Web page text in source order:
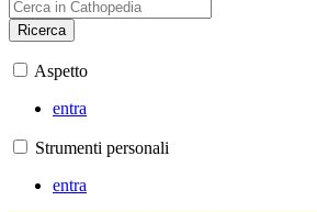
Ricerca
Aspetto
entra
Strumenti personali
entra